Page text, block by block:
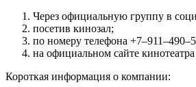
Через официальную группу в
посетив кинозал;
по номеру телефона
на официальном сайте
Короткая информация о компании: